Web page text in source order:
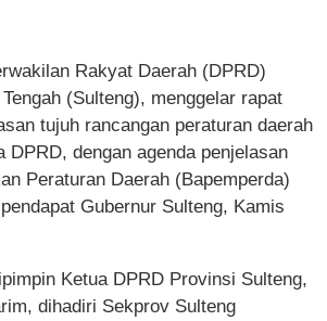
Rakyat Daerah (DPRD)
(Sulteng), menggelar rapat
tujuh rancangan peraturan daerah
DPRD, dengan agenda penjelasan
Peraturan Daerah (Bapemperda)
Gubernur Sulteng, Kamis
Ketua DPRD Provinsi Sulteng,
dihadiri Sekprov Sulteng